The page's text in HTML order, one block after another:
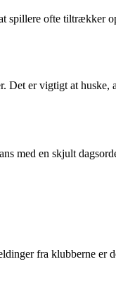
spillere ofte tiltrækker
Det er vigtigt at huske,
med en skjult
fra klubberne er